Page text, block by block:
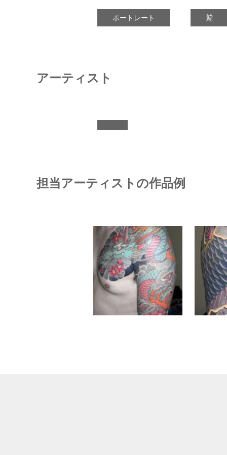
ポートレート 鷲
アーティスト
担当アーティストの作品例